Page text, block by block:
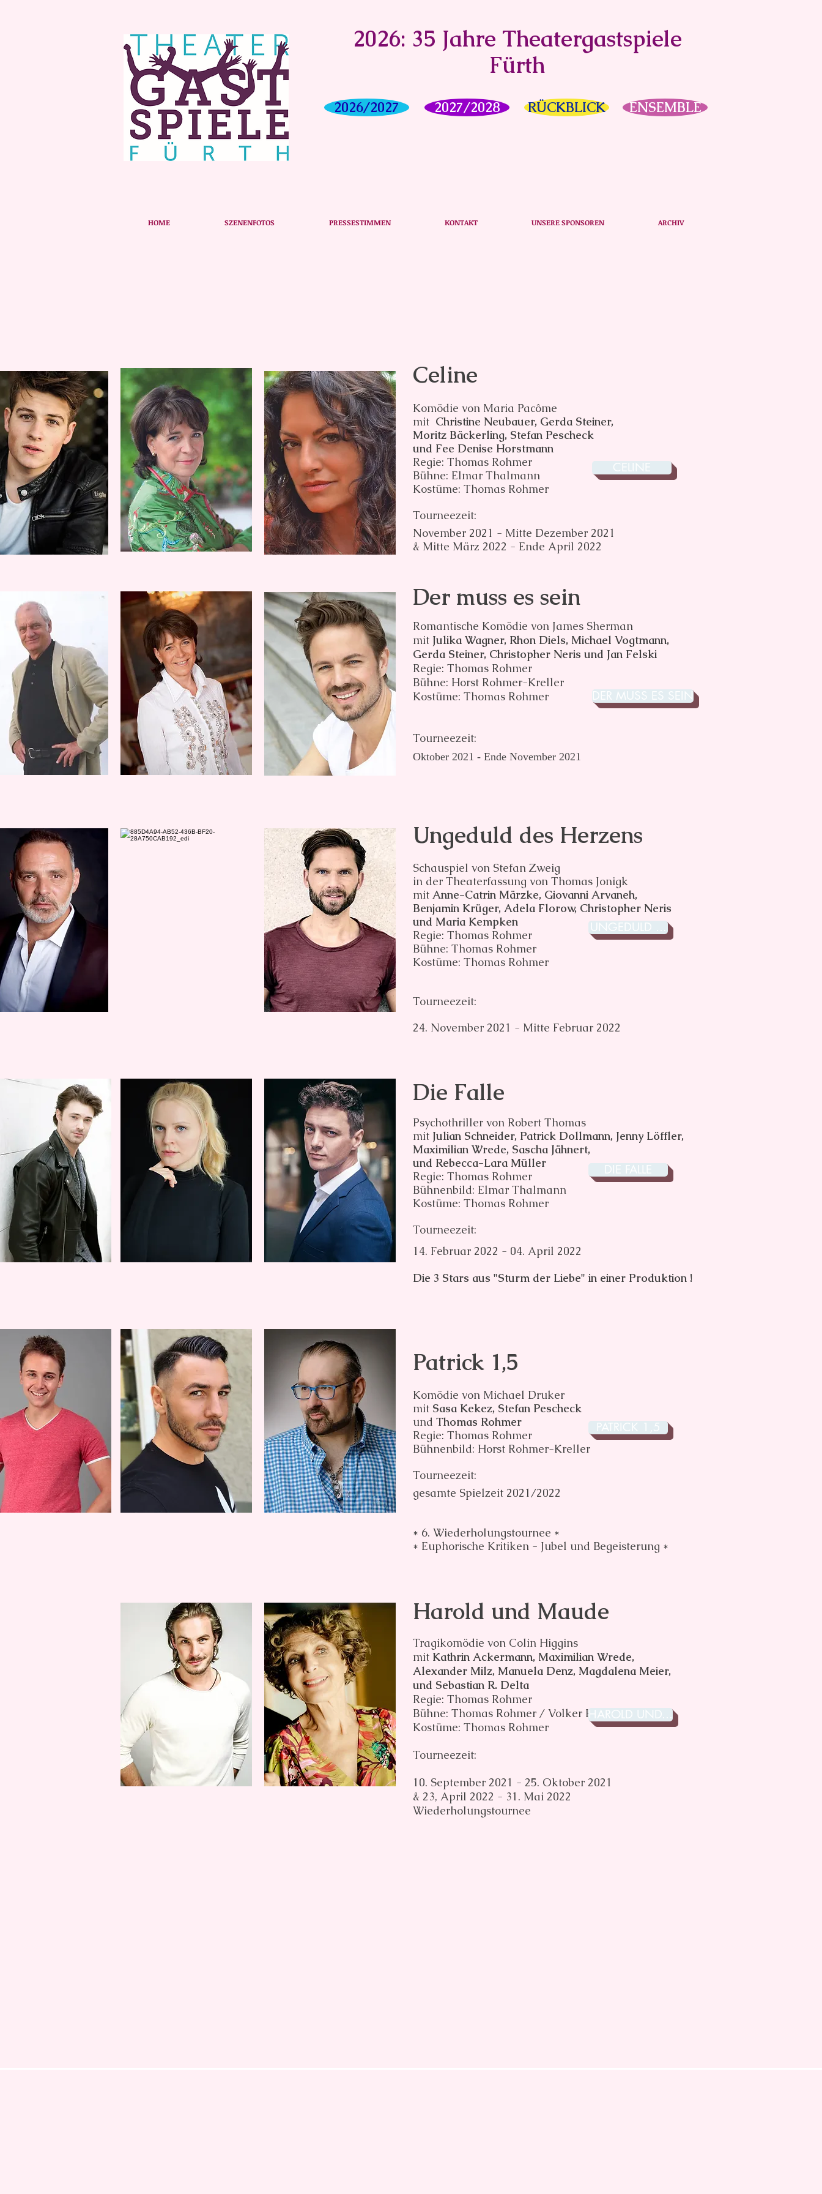
2026: 35 Jahre Theatergastspiele
Fürth
2026/2027 2027/2028 RÜCKBLICK ENSEMBLE
Celine
Komödie von Maria Pacôme
mit Christine Neubauer, Gerda Steiner,
Moritz Bäckerling, Stefan Pescheck
und Fee Denise Horstmann
Regie: Thomas Rohmer
Bühne: Elmar Thalmann
Kostüme: Thomas Rohmer
Tourneezeit:
November 2021 - Mitte Dezember 2021
& Mitte März 2022 - Ende April 2022
CELINE
Der muss es sein
Romantische Komödie von James Sherman
mit Julika Wagner, Rhon Diels, Michael Vogtmann,
Gerda Steiner, Christopher Neris und Jan Felski
Regie: Thomas Rohmer
Bühne: Horst Rohmer-Kreller
Kostüme: Thomas Rohmer
Tourneezeit:
Oktober 2021 - Ende November 2021
DER MUSS ES SEIN
Ungeduld des Herzens
Schauspiel von Stefan Zweig
in der Theaterfassung von Thomas Jonigk
mit Anne-Catrin Märzke, Giovanni Arvaneh,
Benjamin Krüger, Adela Florow, Christopher Neris
und Maria Kempken
Regie: Thomas Rohmer
Bühne: Thomas Rohmer
Kostüme: Thomas Rohmer
Tourneezeit:
24. November 2021 - Mitte Februar 2022
Die Falle
Psychothriller von Robert Thomas
mit Julian Schneider, Patrick Dollmann, Jenny Löffler,
Maximilian Wrede, Sascha Jähnert,
und Rebecca-Lara Müller
Regie: Thomas Rohmer
Bühnenbild: Elmar Thalmann
Kostüme: Thomas Rohmer
Tourneezeit:
14. Februar 2022 - 04. April 2022
Die 3 Stars aus "Sturm der Liebe" in einer Produktion !
Patrick 1,5
Komödie von Michael Druker
mit Sasa Kekez, Stefan Pescheck
und Thomas Rohmer
Regie: Thomas Rohmer
Bühnenbild: Horst Rohmer-Kreller
Tourneezeit:
gesamte Spielzeit 2021/2022
* 6. Wiederholungstournee *
* Euphorische Kritiken - Jubel und Begeisterung *
Harold und Maude
Tragikomödie von Colin Higgins
mit Kathrin Ackermann, Maximilian Wrede,
Alexander Milz, Manuela Denz, Magdalena Meier,
und Sebastian R. Delta
Regie: Thomas Rohmer
Bühne: Thomas Rohmer / Volker Hertlein
Kostüme: Thomas Rohmer
Tourneezeit:
10. September 2021 - 25. Oktober 2021
& 23, April 2022 - 31. Mai 2022
Wiederholungstournee
UNGEDULD ...
DIE FALLE
PATRICK 1,5
HAROLD UND...
HOME SZENENFOTOS PRESSESTIMMEN KONTAKT UNSERE SPONSOREN ARCHIV